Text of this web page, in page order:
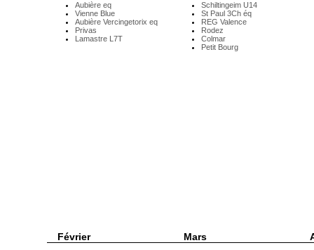
Aubière eq
Vienne Blue
Aubière Vercingetorix eq
Privas
Lamastre L7T
Schiltingeim U14
St Paul 3Ch éq
REG Valence
Rodez
Colmar
Petit Bourg
Février Mars